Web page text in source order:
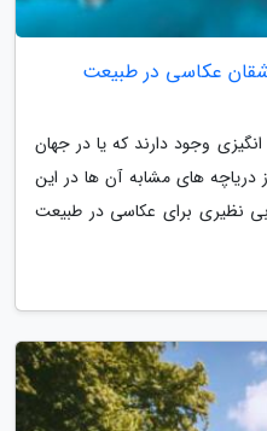
عکاسی در طبیعت
وجود دارند که یا در جهان
دریاچه های مشابه آن ها در این
نظیری برای عکاسی در طبیعت